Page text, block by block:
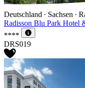
Deutschland ∙ Sachsen ∙
Radisson Blu Park Hotel
****
DRS019